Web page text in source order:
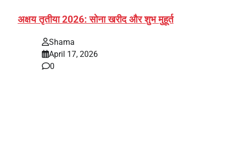
अक्षय तृतीया 2026: सोना खरीद और शुभ मुहूर्त
Shama
April 17, 2026
0